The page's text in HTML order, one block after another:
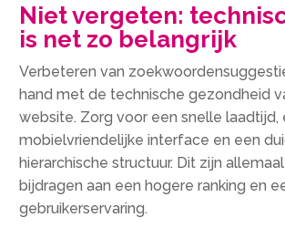
Niet vergeten:
is net zo belangrijk
Verbeteren van
hand met de technische gezondheid
website.​ Zorg voor een snelle laadtijd,
mobielvriendelijke interface en een
hierarchische structuur.​ Dit zijn
bijdragen aan een hogere ranking en
gebruikerservaring.​